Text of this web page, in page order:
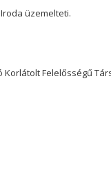
üzemelteti.
Felelősségű